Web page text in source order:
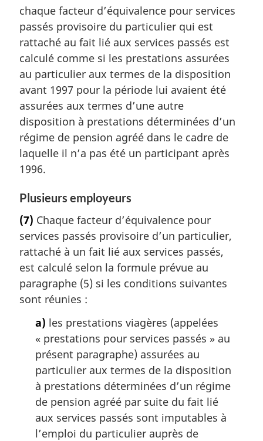
chaque facteur d’équivalence pour services
passés provisoire du particulier qui est
rattaché au fait lié aux services passés est
calculé comme si les prestations assurées
au particulier aux termes de la disposition
avant 1997 pour la période lui avaient été
assurées aux termes d’une autre
disposition à prestations déterminées d’un
régime de pension agréé dans le cadre de
laquelle il n’a pas été un participant après
1996.
Plusieurs employeurs
(7) Chaque facteur d’équivalence pour
services passés provisoire d’un particulier,
rattaché à un fait lié aux services passés,
est calculé selon la formule prévue au
paragraphe (5) si les conditions suivantes
sont réunies :
a) les prestations viagères (appelées
« prestations pour services passés » au
présent paragraphe) assurées au
particulier aux termes de la disposition
à prestations déterminées d’un régime
de pension agréé par suite du fait lié
aux services passés sont imputables à
l’emploi du particulier auprès de